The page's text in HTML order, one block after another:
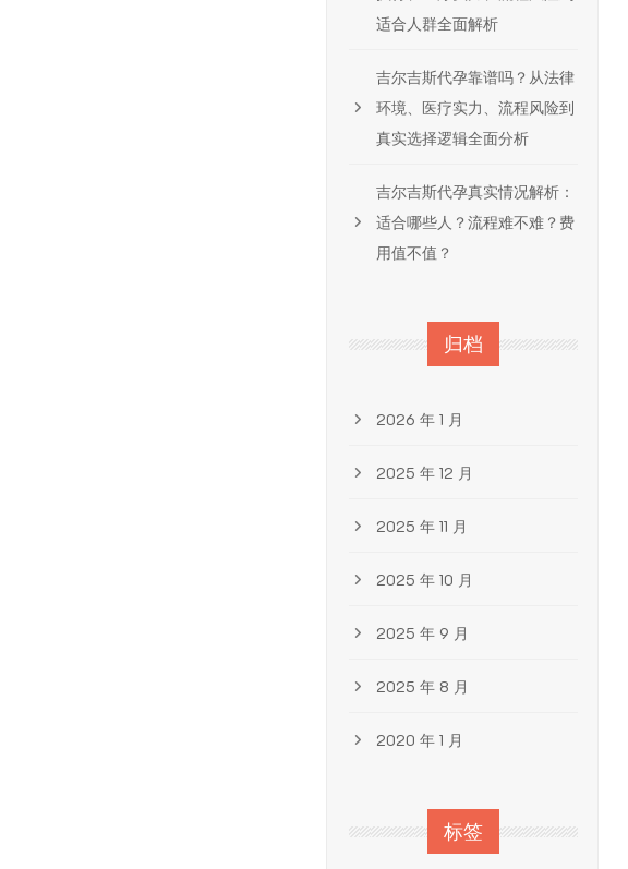
适合人群全面解析
吉尔吉斯代孕靠谱吗？从法律
环境、医疗实力、流程风险到
真实选择逻辑全面分析
吉尔吉斯代孕真实情况解析：
适合哪些人？流程难不难？费
用值不值？
归档
2026 年 1 月
2025 年 12 月
2025 年 11 月
2025 年 10 月
2025 年 9 月
2025 年 8 月
2020 年 1 月
标签